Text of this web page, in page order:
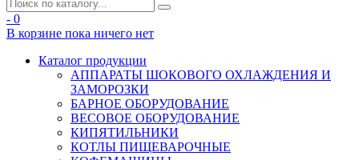
- 0
В корзине пока ничего нет
Каталог продукции
АППАРАТЫ ШОКОВОГО ОХЛАЖДЕНИЯ И
ЗАМОРОЗКИ
БАРНОЕ ОБОРУДОВАНИЕ
ВЕСОВОЕ ОБОРУДОВАНИЕ
КИПЯТИЛЬНИКИ
КОТЛЫ ПИЩЕВАРОЧНЫЕ